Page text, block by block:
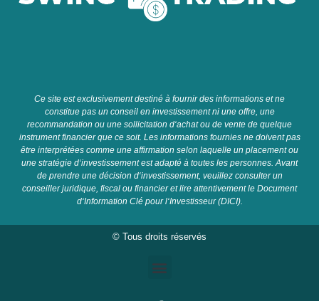
Ce site estexclusivementdestiné à fournirdes informations etne
constituepasun conseilen investissementniuneoffre, une
recommandation ou une sollicitation d‘achatou de vente de quelque
instrumentfinancierquecesoit. Lesinformationsfourniesnedoiventpas
être interprétées comme une affirmation selon laquelle un placementou
une stratégie d‘investissementestadapté à toutes les personnes. Avant
deprendreunedécision d‘investissement, veuillezconsulterun
conseillerjuridique, fiscal ou financieretlire attentivementle Document
d‘Information Clépourl‘Investisseur(DICI).
© Tous droits réservés